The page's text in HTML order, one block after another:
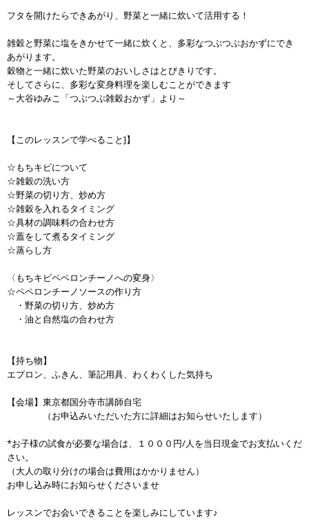
フタを開けたらできあがり、野菜と一緒に炊いて活用する！
雑穀と野菜に塩をきかせて一緒に炊くと、多彩なつぶつぶおかずにでき
あがります。
穀物と一緒に炊いた野菜のおいしさはとびきりです。
そしてさらに、多彩な変身料理を楽しむことができます
～大谷ゆみこ「つぶつぶ雑穀おかず」より～
【このレッスンで学べること]】
☆もちキビについて
☆雑穀の洗い方
☆野菜の切り方、炒め方
☆雑穀を入れるタイミング
☆具材の調味料の合わせ方
☆蓋をして煮るタイミング
☆蒸らし方
〈もちキビペペロンチーノへの変身〉
☆ペペロンチーノソースの作り方
・野菜の切り方、炒め方
・油と自然塩の合わせ方
【持ち物】
エプロン、ふきん、筆記用具、わくわくした気持ち
【会場】東京都国分寺市講師自宅
（お申込みいただいた方に詳細はお知らせいたします）
*お子様の試食が必要な場合は、１０００円/人を当日現金でお支払いくだ
さい。
（大人の取り分けの場合は費用はかかりません）
お申し込み時にお知らせくださいませ
レッスンでお会いできることを楽しみにしています♪